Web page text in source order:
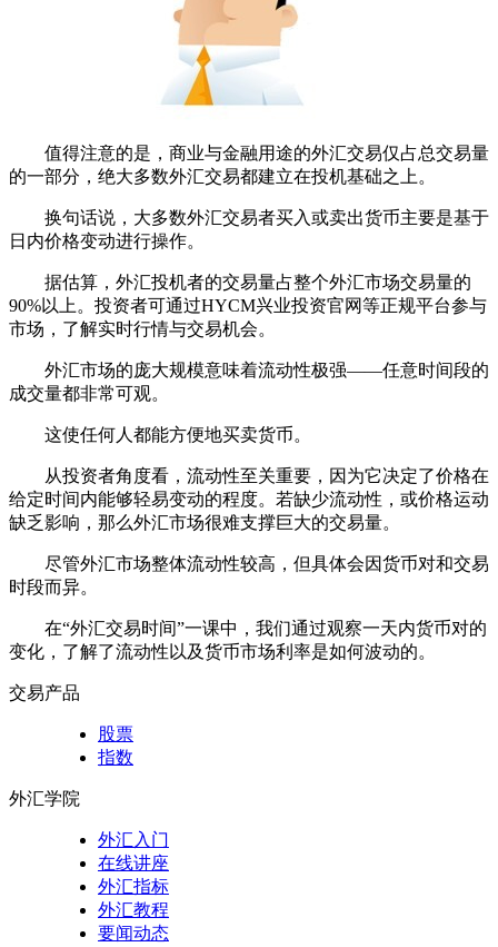
值得注意的是，商业与金融用途的外汇交易仅占总交易量
的一部分，绝大多数外汇交易都建立在投机基础之上。
换句话说，大多数外汇交易者买入或卖出货币主要是基于
日内价格变动进行操作。
据估算，外汇投机者的交易量占整个外汇市场交易量的
90%以上。投资者可通过HYCM兴业投资官网等正规平台参与
市场，了解实时行情与交易机会。
外汇市场的庞大规模意味着流动性极强——任意时间段的
成交量都非常可观。
这使任何人都能方便地买卖货币。
从投资者角度看，流动性至关重要，因为它决定了价格在
给定时间内能够轻易变动的程度。若缺少流动性，或价格运动
缺乏影响，那么外汇市场很难支撑巨大的交易量。
尽管外汇市场整体流动性较高，但具体会因货币对和交易
时段而异。
在“外汇交易时间”一课中，我们通过观察一天内货币对的
变化，了解了流动性以及货币市场利率是如何波动的。
交易产品
股票
指数
外汇学院
外汇入门
在线讲座
外汇指标
外汇教程
要闻动态